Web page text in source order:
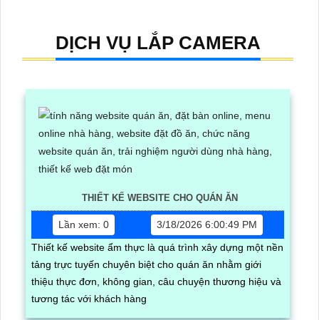
DỊCH VỤ LẮP CAMERA
THIẾT KẾ WEBSITE CHO QUÁN ĂN
Lần xem: 0
3/18/2026 6:00:49 PM
Thiết kế website ẩm thực là quá trình xây dựng một nền
tảng trực tuyến chuyên biệt cho quán ăn nhằm giới
thiệu thực đơn, không gian, câu chuyện thương hiệu và
tương tác với khách hàng